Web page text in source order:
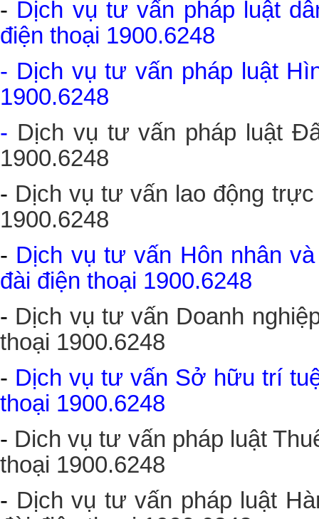
- Dịch vụ tư vấn pháp luật
điện thoại 1900.6248
- Dịch vụ tư vấn pháp luật
1900.6248
- Dịch vụ tư vấn pháp luật
1900.6248
- Dịch vụ tư vấn lao động
1900.6248
- Dịch vụ tư vấn Hôn nhân
đài điện thoại 1900.6248
- Dịch vụ tư vấn Doanh
thoại 1900.6248
- Dịch vụ tư vấn Sở hữu trí
thoại 1900.6248
- Dich vụ tư vấn pháp luật
thoại 1900.6248
- Dịch vụ tư vấn pháp luật